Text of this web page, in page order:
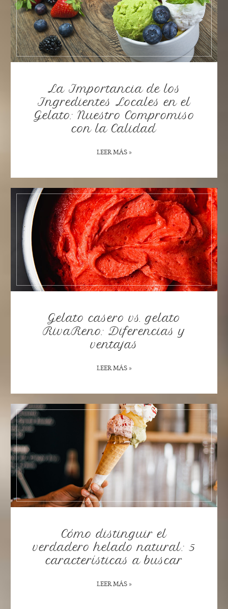
La Importancia de los
Ingredientes Locales en el
Gelato: Nuestro Compromiso
con la Calidad
LEER MÁS »
Gelato casero vs. gelato
RivaReno: Diferencias y
ventajas
LEER MÁS »
Cómo distinguir el
verdadero helado natural: 5
características a buscar
LEER MÁS »